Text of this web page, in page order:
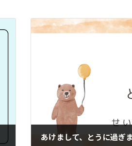
あけまして、とうに過ぎ